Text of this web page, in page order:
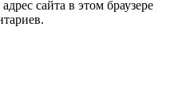
сайта в этом браузере